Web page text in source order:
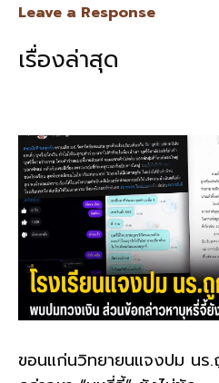
k
Leave a Response
เรื่องล่าสุด
ขอนแก่นวิทยายนแจงปม นร